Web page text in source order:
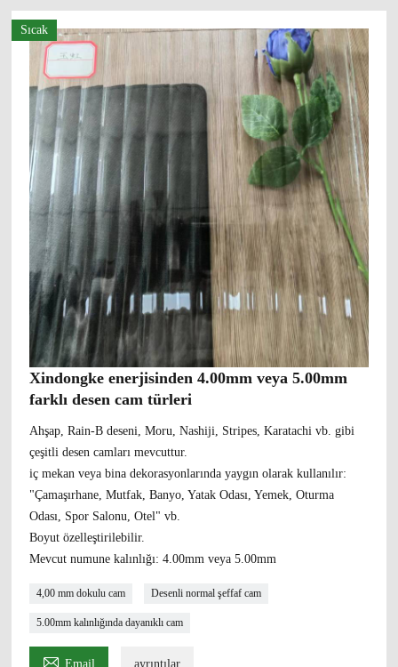
Sıcak
Xindongke enerjisinden 4.00mm veya 5.00mm
farklı desen cam türleri
Ahşap, Rain-B deseni, Moru, Nashiji, Stripes, Karatachi vb. gibi
çeşitli desen camları mevcuttur.
iç mekan veya bina dekorasyonlarında yaygın olarak kullanılır:
"Çamaşırhane, Mutfak, Banyo, Yatak Odası, Yemek, Oturma
Odası, Spor Salonu, Otel" vb.
Boyut özelleştirilebilir.
Mevcut numune kalınlığı: 4.00mm veya 5.00mm
4,00 mm dokulu cam Desenli normal şeffaf cam
5.00mm kalınlığında dayanıklı cam
 Email ayrıntılar